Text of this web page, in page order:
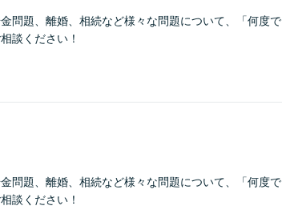
問題、離婚、相続など様々な問題について、「何度で
談ください！
問題、離婚、相続など様々な問題について、「何度で
談ください！